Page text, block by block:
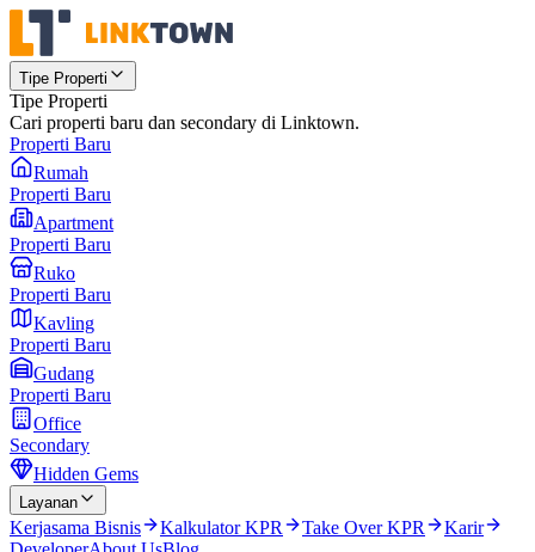
Tipe Properti
Tipe Properti
Cari properti baru dan secondary di Linktown.
Properti Baru
Rumah
Properti Baru
Apartment
Properti Baru
Ruko
Properti Baru
Kavling
Properti Baru
Gudang
Properti Baru
Office
Secondary
Hidden Gems
Layanan
Kerjasama Bisnis Kalkulator KPR Take Over KPR
Karir